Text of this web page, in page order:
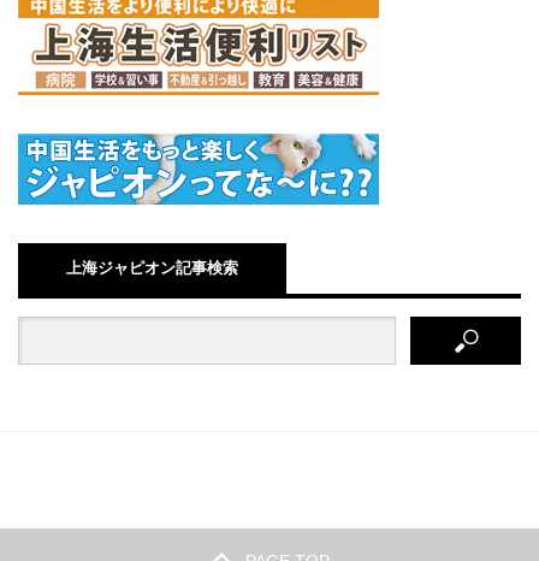
上海ジャピオン記事検索